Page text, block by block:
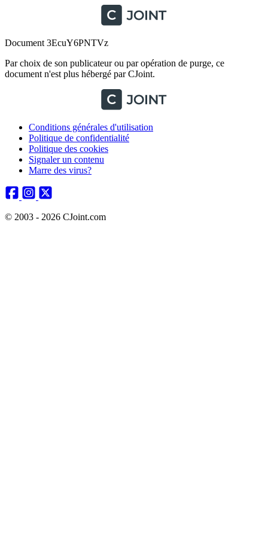
Document 3EcuY6PNTVz
Par choix de son publicateur ou par opération de purge, ce
document n'est plus hébergé par CJoint.
Conditions générales d'utilisation
Politique de confidentialité
Politique des cookies
Signaler un contenu
Marre des virus?
© 2003 - 2026 CJoint.com